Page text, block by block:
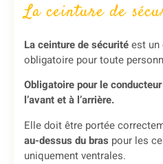
La ceinture de
La ceinture de sécuritéest un
obligatoire pour toute
Obligatoire pour le
l’avant et à l’arrière.
Elle doit être portée
au-dessus du bras pour les
uniquement ventrales.